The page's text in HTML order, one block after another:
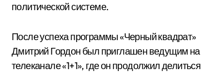
политической системе.
После успеха программы «Черный квадрат»
Дмитрий Гордон был приглашен ведущим на
телеканале «1+1», где он продолжил делиться